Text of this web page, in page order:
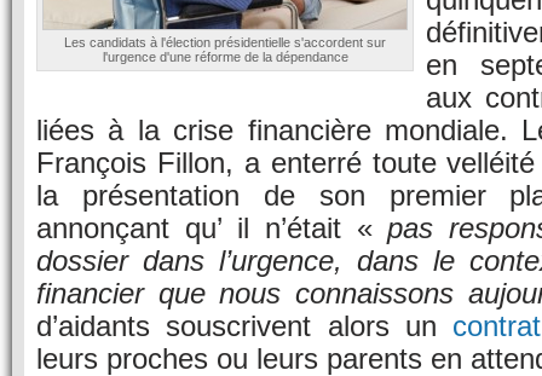
Les candidats à l'élection présidentielle s'accordent sur
l'urgence d'une réforme de la dépendance
en
aux
liées à la crise financière mondiale.
François Fillon, a enterré toute
la présentation de son premier
annonçant qu’ il n’était «pas
dossier dans l’urgence, dans le
financier que nous connaissons
d’aidants souscrivent alors un
leurs proches ou leurs parents en